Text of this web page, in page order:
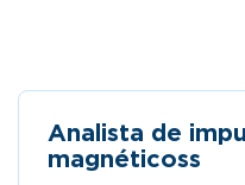
Analista de
magnéticoss